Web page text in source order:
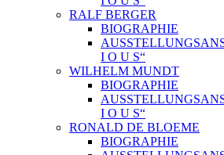
RALF BERGER
BIOGRAPHIE
I O U S“
WILHELM MUNDT
BIOGRAPHIE
I O U S“
RONALD DE BLOEME
BIOGRAPHIE